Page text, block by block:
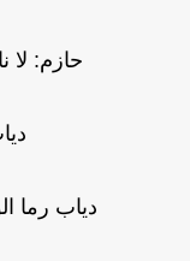
حازم: لا
دياب رما